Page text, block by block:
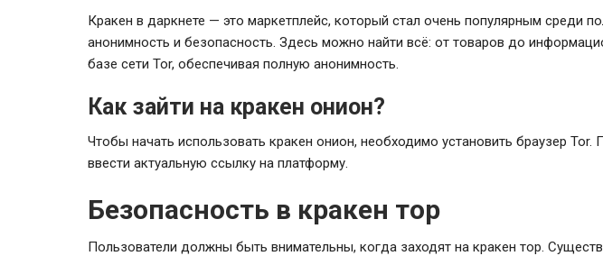
Кракен в даркнете — это маркетплейс, который стал очень популярным среди
анонимность и безопасность. Здесь можно найти всё: от товаров до
базе сети Tor, обеспечивая полную анонимность.
Как зайти на кракен онион?
Чтобы начать использовать кракен онион, необходимо установить браузер Tor.
ввести актуальную ссылку на платформу.
Безопасность в кракен тор
Пользователи должны быть внимательны, когда заходят на кракен тор.